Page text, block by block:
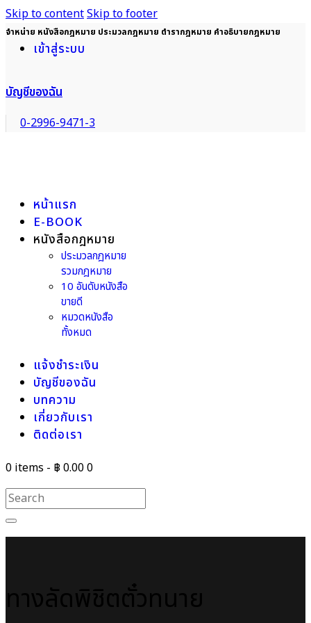
Skip to contentSkip to footer
จำหน่าย หนังสือกฎหมาย ประมวลกฎหมาย ตำรากฎหมาย คำอธิบายกฎหมาย
เข้าสู่ระบบ
บัญชีของฉัน
0-2996-9471-3
หน้าแรก
E-BOOK
หนังสือกฎหมาย
ประมวลกฎหมาย
รวมกฎหมาย
10 อันดับหนังสือ
ขายดี
หมวดหนังสือ
ทั้งหมด
แจ้งชำระเงิน
บัญชีของฉัน
บทความ
เกี่ยวกับเรา
ติดต่อเรา
0 items - ฿ 0.000